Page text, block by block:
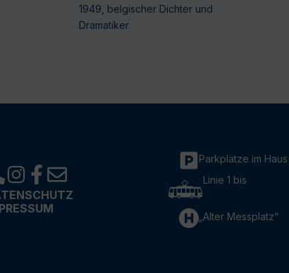
1949, belgischer Dichter und
Dramatiker
Parkplätze im Haus
Linie 1 bis
„Alter Messplatz“